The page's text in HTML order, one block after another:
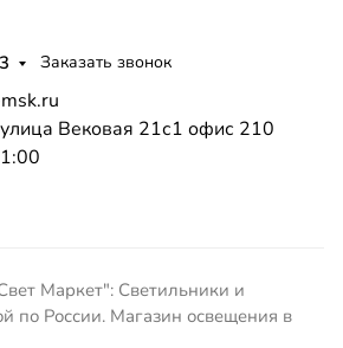
Заказать звонок
Вековая 21с1 офис 210
Маркет": Светильники и
по России. Магазин освещения в